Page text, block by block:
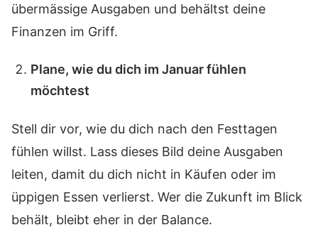
übermässige Ausgaben und behältst deine
Finanzen im Griff.
Plane, wie du dich im Januar fühlen
möchtest
Stell dir vor, wie du dich nach den Festtagen
fühlen willst. Lass dieses Bild deine Ausgaben
leiten, damit du dich nicht in Käufen oder im
üppigen Essen verlierst. Wer die Zukunft im Blick
behält, bleibt eher in der Balance.